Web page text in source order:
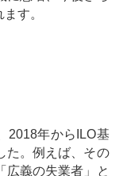
す。
2018年からILO基
た。例えば、その
広義の失業者」と